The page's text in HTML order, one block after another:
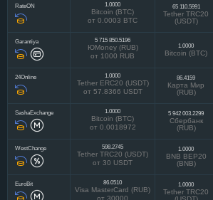
RateON 1.0000
Bitcoin (BTC)
от 0.0003 BTC
65 110.5991
Tether TRC20
(USDT)
Garantiya 5 715 850.5196
ЮMoney (RUB)
от 1000 RUB
1.0000
Bitcoin (BTC)
24Online 1.0000
Tether ERC20 (USDT)
от 57.8366 USDT
86.4159
Карта Мир
(RUB)
SashaExchange 1.0000
Bitcoin (BTC)
от 0.0018972
5 942 003.2299
Сбербанк
(RUB)
WestChange 598.2745
Tether TRC20 (USDT)
от 30 USDT
1.0000
BNB BEP20
(BNB)
EuroBit 86.0510
Visa MasterCard (RUB)
от 30000
1.0000
Tether TRC20